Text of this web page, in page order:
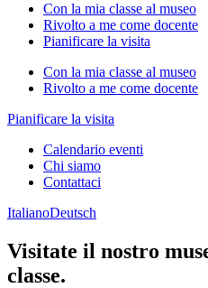
Con la mia classe al museo
Rivolto a me come docente
Pianificare la visita
Con la mia classe al museo
Rivolto a me come docente
Pianificare la visita
Calendario eventi
Chi siamo
Contattaci
ItalianoDeutsch
Visitate il nostro
classe.